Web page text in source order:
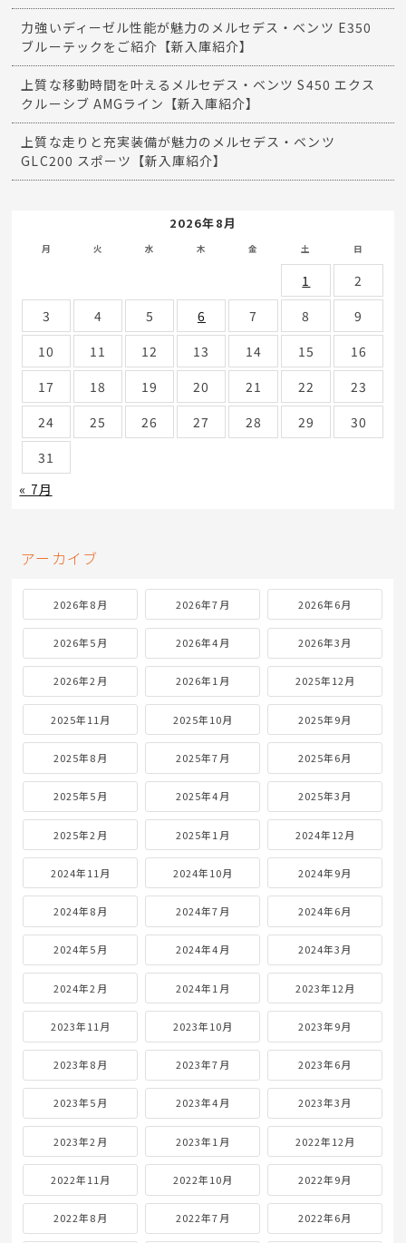
力強いディーゼル性能が魅力のメルセデス・ベンツ E350
ブルーテックをご紹介【新入庫紹介】
上質な移動時間を叶えるメルセデス・ベンツ S450 エクス
クルーシブ AMGライン【新入庫紹介】
上質な走りと充実装備が魅力のメルセデス・ベンツ
GLC200 スポーツ【新入庫紹介】
2026年8月
月 火 水 木 金 土 日
1
2
3
4 5 6 7 8
9
10
11 12 13 14 15
16
17
18 19 20 21 22
23
24
25 26 27 28 29
30
31
« 7月
アーカイブ
2026年8月 2026年7月 2026年6月
2026年5月 2026年4月 2026年3月
2026年2月 2026年1月 2025年12月
2025年11月 2025年10月 2025年9月
2025年8月 2025年7月 2025年6月
2025年5月 2025年4月 2025年3月
2025年2月 2025年1月 2024年12月
2024年11月 2024年10月 2024年9月
2024年8月 2024年7月 2024年6月
2024年5月 2024年4月 2024年3月
2024年2月 2024年1月 2023年12月
2023年11月 2023年10月 2023年9月
2023年8月 2023年7月 2023年6月
2023年5月 2023年4月 2023年3月
2023年2月 2023年1月 2022年12月
2022年11月 2022年10月 2022年9月
2022年8月 2022年7月 2022年6月